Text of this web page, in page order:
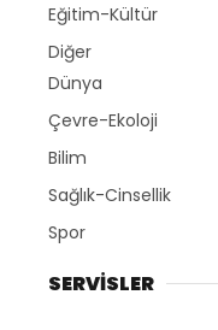
Eğitim-Kültür
Diğer
Dünya
Çevre-Ekoloji
Bilim
Sağlık-Cinsellik
Spor
SERVİSLER